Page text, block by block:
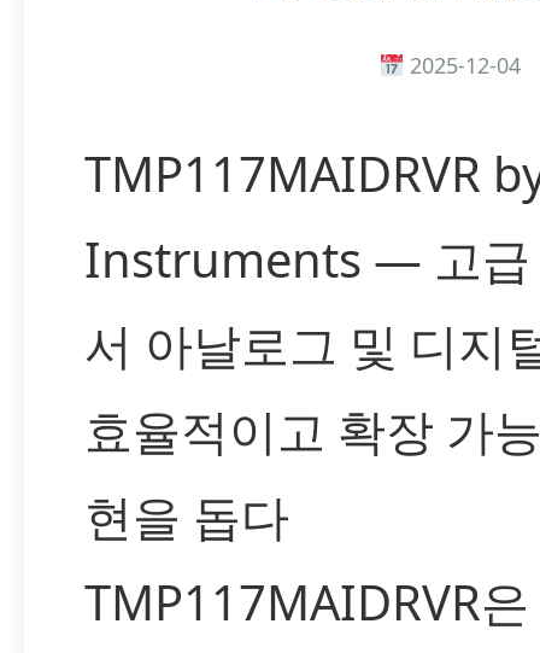
2025-12-04
TMP117MAIDRVR
Instruments — 고급
서 아날로그 및 디지
효율적이고 확장 가
현을 돕다
TMP117MAIDRVR